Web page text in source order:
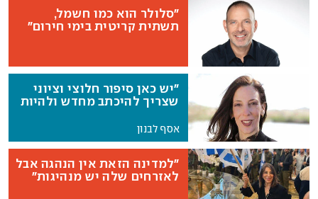
"סלולר הוא כמו חשמל,
תשתית קריטית בימי חירום"
"יש כאן סיפור חלוצי וציוני
שצריך להיכתב מחדש ולהיות
אסף לבנון
"למדינה הזאת אין הנהגה אבל
לאזרחים שלה יש מנהיגות"